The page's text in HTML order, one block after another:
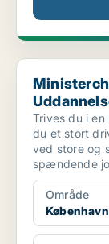
Ministerchauffør
Trives du i
du et stort
ved store og
Område